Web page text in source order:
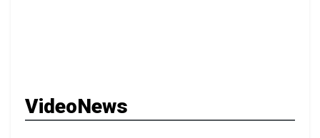
VideoNews